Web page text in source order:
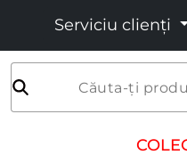
Serviciu clienți
Căuta-ți